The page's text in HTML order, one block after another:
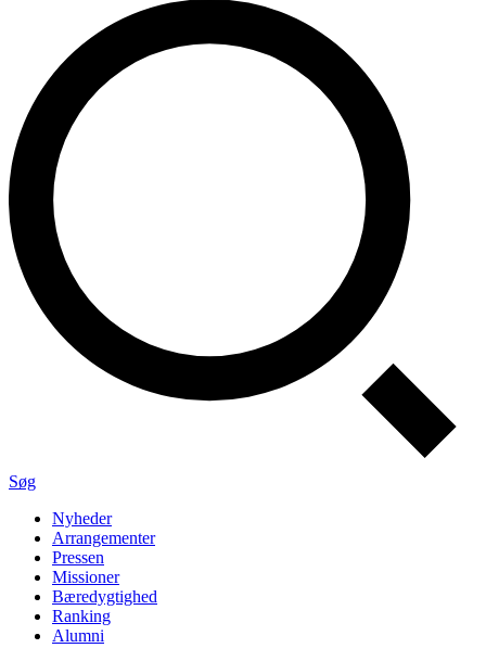
Søg
Nyheder
Arrangementer
Pressen
Missioner
Bæredygtighed
Ranking
Alumni